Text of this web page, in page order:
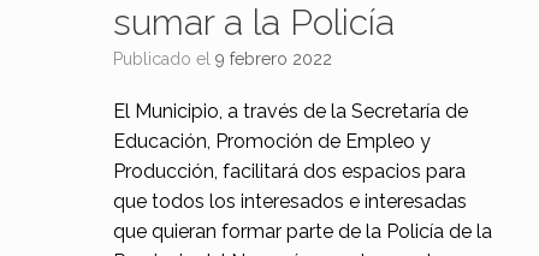
sumar a la Policía
Publicado el 9 febrero 2022
El Municipio, a través de la Secretaría de
Educación, Promoción de Empleo y
Producción, facilitará dos espacios para
que todos los interesados e interesadas
que quieran formar parte de la Policía de la